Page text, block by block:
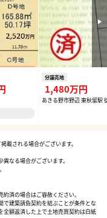
分譲売地
1,480万円
あきる野市野辺 東秋留駅
載される場合がございます。
なる場合がございます。
済の場合はご容赦ください。
で建築請負契約を結ぶことが条件とな
全額返済した上で土地売買契約は白紙